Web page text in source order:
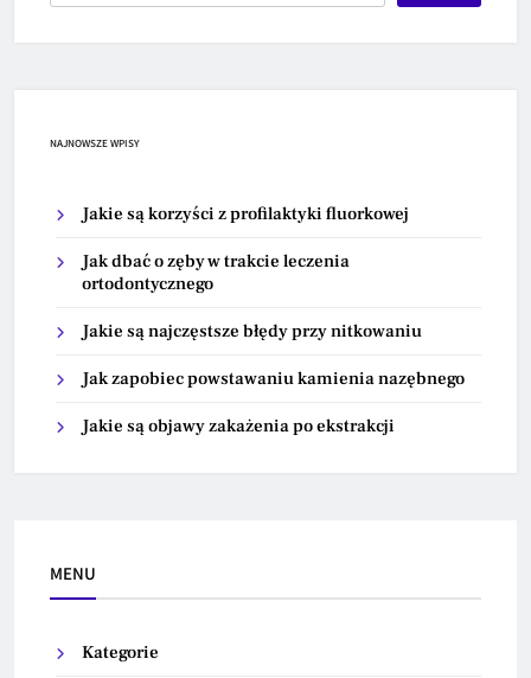
NAJNOWSZE WPISY
Jakie są korzyści z profilaktyki fluorkowej
Jak dbać o zęby w trakcie leczenia
ortodontycznego
Jakie są najczęstsze błędy przy nitkowaniu
Jak zapobiec powstawaniu kamienia nazębnego
Jakie są objawy zakażenia po ekstrakcji
MENU
Kategorie